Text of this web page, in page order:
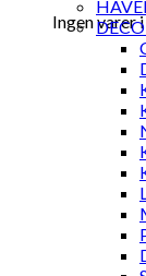
Ingen varer